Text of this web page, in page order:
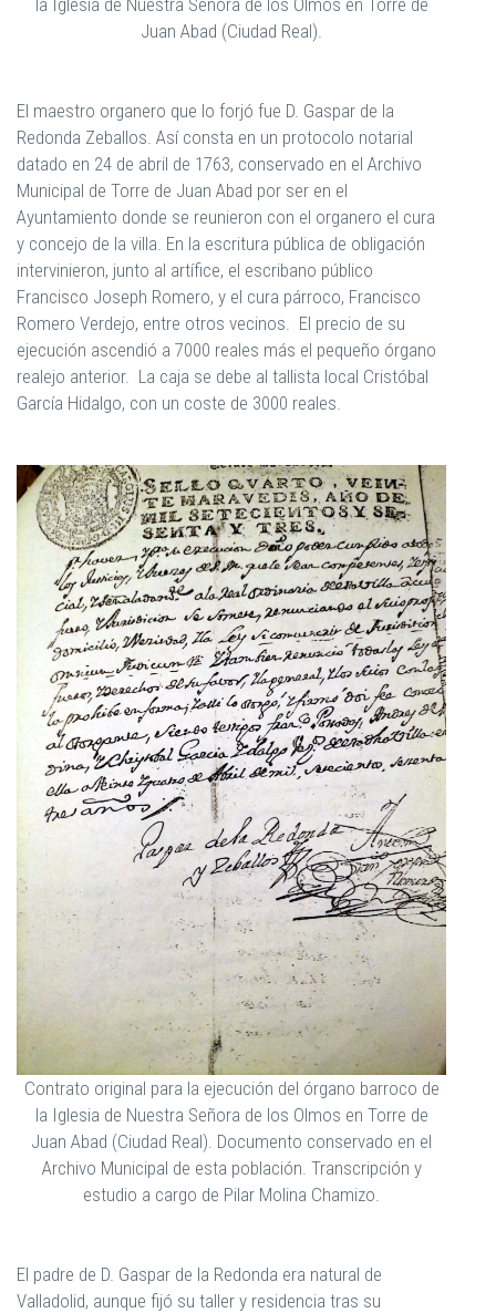
Juan Abad (Ciudad Real).
El maestro organero que lo forjó fue D. Gaspar de la
Redonda Zeballos. Así consta en un protocolo notarial
datado en 24 de abril de 1763, conservado en el Archivo
Municipal de Torre de Juan Abad por ser en el
Ayuntamiento donde se reunieron con el organero el cura
y concejo de la villa. En la escritura pública de obligación
intervinieron, junto al artífice, el escribano público
Francisco Joseph Romero, y el cura párroco, Francisco
Romero Verdejo, entre otros vecinos. El precio de su
ejecución ascendió a 7000 reales más el pequeño órgano
realejo anterior. La caja se debe al tallista local Cristóbal
García Hidalgo, con un coste de 3000 reales.
Contrato original para la ejecución del órgano barroco de
la Iglesia de Nuestra Señora de los Olmos en Torre de
Juan Abad (Ciudad Real). Documento conservado en el
Archivo Municipal de esta población. Transcripción y
estudio a cargo de Pilar Molina Chamizo.
El padre de D. Gaspar de la Redonda era natural de
Valladolid, aunque fijó su taller y residencia tras su